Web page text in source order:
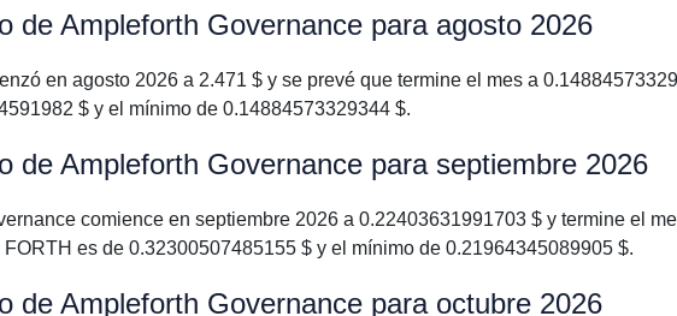
de Ampleforth Governance para agosto 2026
en agosto 2026 a 2.471 $ y se prevé que termine el mes a
$ y el mínimo de 0.14884573329344 $.
de Ampleforth Governance para septiembre 2026
comience en septiembre 2026 a 0.22403631991703 $ y termine el
es de 0.32300507485155 $ y el mínimo de 0.21964345089905 $.
de Ampleforth Governance para octubre 2026